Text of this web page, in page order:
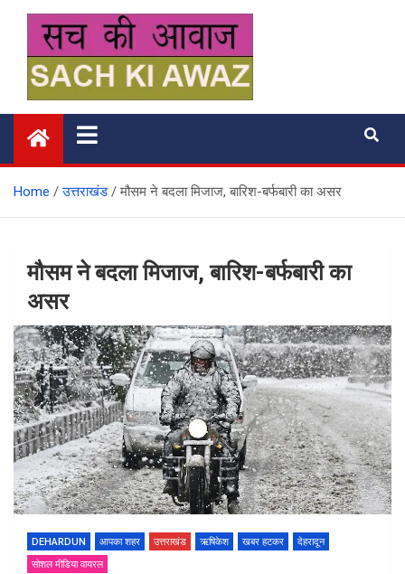
content
सच की आवाज
Home उत्तराखंड मौसम ने बदला मिजाज, बारिश-बर्फबारी का असर
मौसम ने बदला मिजाज, बारिश-बर्फबारी का
असर
DEHARDUN आपका शहर उत्तराखंड ऋषिकेश खबर हटकर
देहरादून
सोशल मीडिया वायरल